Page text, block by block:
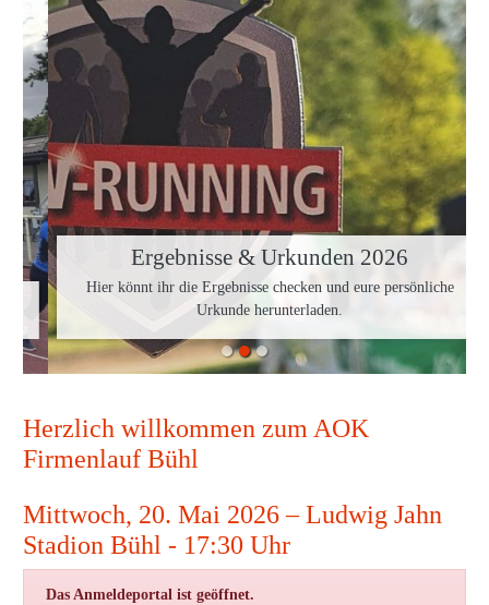
Ergebnisse & Urkunden 2026
Hier könnt ihr die Ergebnisse checken und eure persönliche
Urkunde herunterladen.
Herzlich willkommen zum AOK
Firmenlauf Bühl
Mittwoch, 20. Mai 2026 – Ludwig Jahn
Stadion Bühl - 17:30 Uhr
Das Anmeldeportal ist geöffnet.